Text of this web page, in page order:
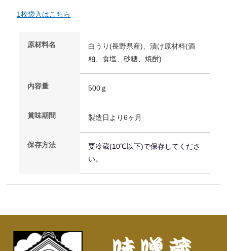
1枚袋入はこちら
原材料名
白うり(長野県産)、漬け原材料(酒
粕、食塩、砂糖、焼酎)
内容量 500ｇ
賞味期間 製造日より6ヶ月
保存方法
要冷蔵(10℃以下)で保存してくださ
い。